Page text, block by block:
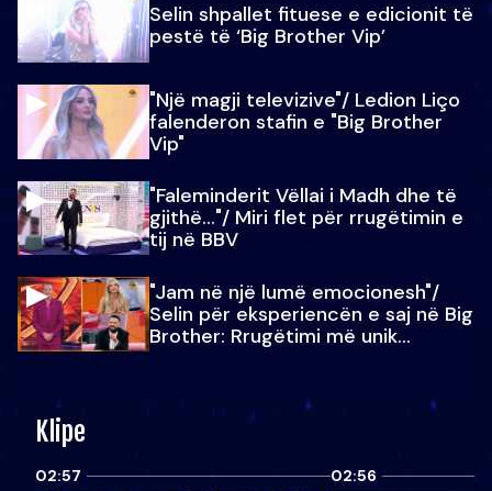
Selin shpallet fituese e edicionit të
pestë të ‘Big Brother Vip’
"Një magji televizive"/ Ledion Liço
falenderon stafin e "Big Brother
Vip"
"Faleminderit Vëllai i Madh dhe të
gjithë…"/ Miri flet për rrugëtimin e
tij në BBV
"Jam në një lumë emocionesh"/
Selin për eksperiencën e saj në Big
Brother: Rrugëtimi më unik…
Klipe
02:57 02:56